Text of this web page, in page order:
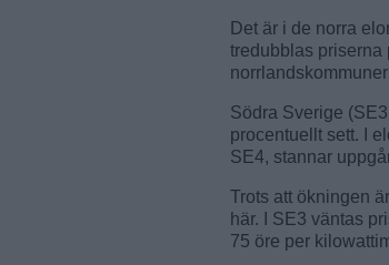
Det är i de norra
tredubblas priserna
Södra Sverige
procentuellt sett. I
SE4, stannar
Trots att ökningen
här. I SE3 väntas
75 öre per